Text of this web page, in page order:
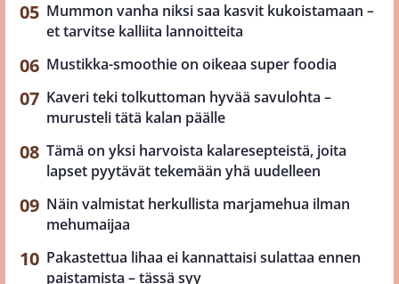
Mummon vanha niksi saa kasvit kukoistamaan –
et tarvitse kalliita lannoitteita
Mustikka-smoothie on oikeaa super foodia
Kaveri teki tolkuttoman hyvää savulohta –
murusteli tätä kalan päälle
Tämä on yksi harvoista kalaresepteistä, joita
lapset pyytävät tekemään yhä uudelleen
Näin valmistat herkullista marjamehua ilman
mehumaijaa
Pakastettua lihaa ei kannattaisi sulattaa ennen
paistamista – tässä syy